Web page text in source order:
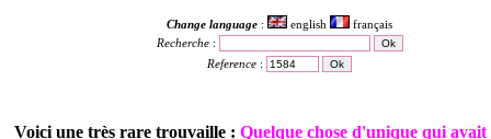
Change language : english
français
Recherche:
Reference :
Voici une très rare trouvaille : Quelque chose d'unique qui avait